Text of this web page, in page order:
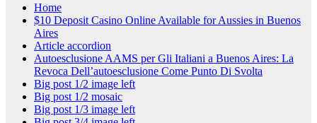
Home
$10 Deposit Casino Online Available for Aussies in Buenos
Aires
Article accordion
Autoesclusione AAMS per Gli Italiani a Buenos Aires: La
Revoca Dell’autoesclusione Come Punto Di Svolta
Big post 1/2 image left
Big post 1/2 mosaic
Big post 1/3 image left